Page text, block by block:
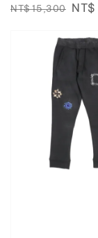
Regular
NT$ 15,300 Sale